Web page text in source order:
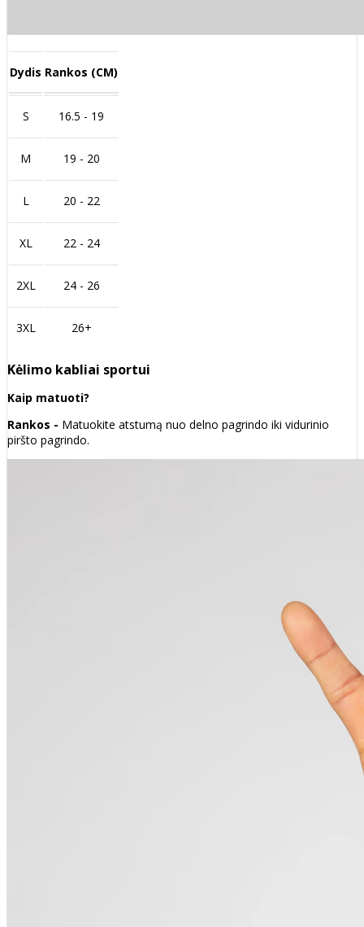
Dydis Rankos (CM)
S 16.5 - 19
M 19 - 20
L 20 - 22
XL 22 - 24
2XL 24 - 26
3XL 26+
Kėlimo kabliai sportui
Kaip matuoti?
Rankos - Matuokite atstumą nuo delno pagrindo iki vidurinio
piršto pagrindo.